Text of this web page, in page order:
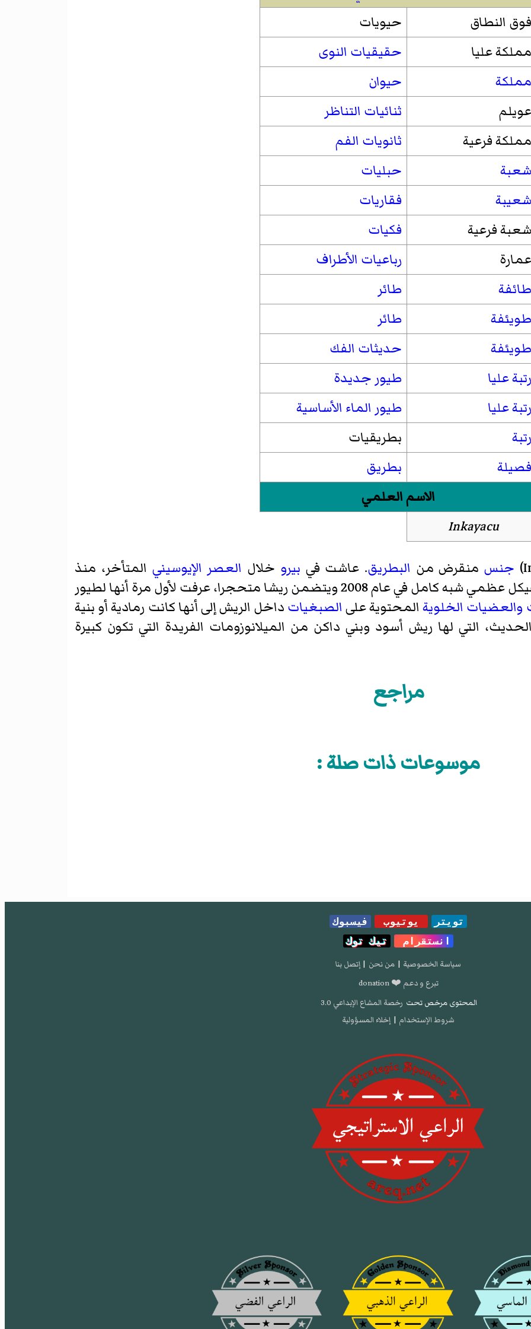
فوق النطاق
حيويات
مملكة عليا
حقيقيات النوى
مملكة
حيوان
عويلم
ثنائيات التناظر
مملكة فرعية
ثانويات الفم
شعبة
حبليات
شعيبة
فقاريات
شعبة فرعية
فكيات
عمارة
رباعيات الأطراف
طائفة
طائر
طويئفة
طائر
طويئفة
حديثات الفك
رتبة عليا
طيور جديدة
رتبة عليا
طيور الماء الأساسية
رتبة
بطريقيات
فصيلة
بطريق
الاسم العلمي
Inkayacu
) جنسمنقرض من البطريق. عاشت في بيرو خلال العصر الإيوسيني المتأخر، منذ
حوالي 36 مليون سنة. وتم اكتشاف هيكل عظمي شبه كامل في عام 2008 ويتضمن ريشا متحجرا، عرفت لأول مرة أنها لطيور
والعضيات الخلويةالمحتوية على الصبغيات داخل الريش إلى أنها كانت رمادية أو بنية
التي لها ريش أسود وبني داكن من الميلانوزومات الفريدة التي تكون كبيرة
مراجع
موسوعات ذات صلة :
تويتر يوتيوب
فيسبوك
انستقرام
تيك توك
سياسة الخصوصية | من نحن | إتصل بنا
تبرع و دعم ❤️ donation
المحتوى مرخص تحت رخصة المشاع الإبداعي 3.0
شروط الإستخدام | إخلاء المسؤولية